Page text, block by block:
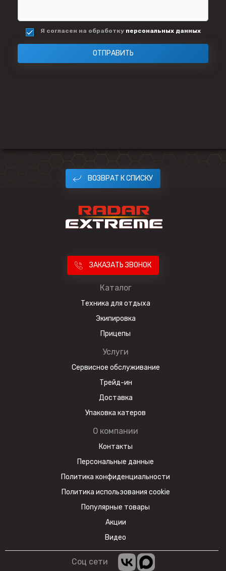
Я согласен на обработку персональных данных
ОТПРАВИТЬ
ВОЗВРАТ К СПИСКУ
ЗАКАЗАТЬ ЗВОНОК
Каталог
Техника для отдыха
Экипировка
Прицепы
Услуги
Сервисное обслуживание
Трейд-ин
Доставка
Упаковка катеров
О компании
Контакты
Персональные данные
Политика конфиденциальности
Политика использования cookie
Популярные товары
Акции
Видео
Соц сети